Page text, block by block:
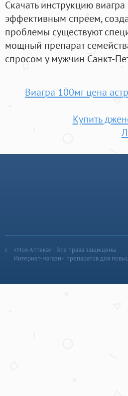
Скачать инструкцию
эффективным спреем,
проблемы существуют
мощный препарат
спросом у мужчин Санкт-
Виагра 100мг цена
Купить
«Моя Аптека» | Все права защищены
Интернет-магазин препаратов для